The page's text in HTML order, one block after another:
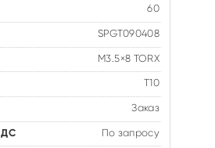
60
SPGT090408
M3.5×8 TORX
T10
Заказ
По запросу